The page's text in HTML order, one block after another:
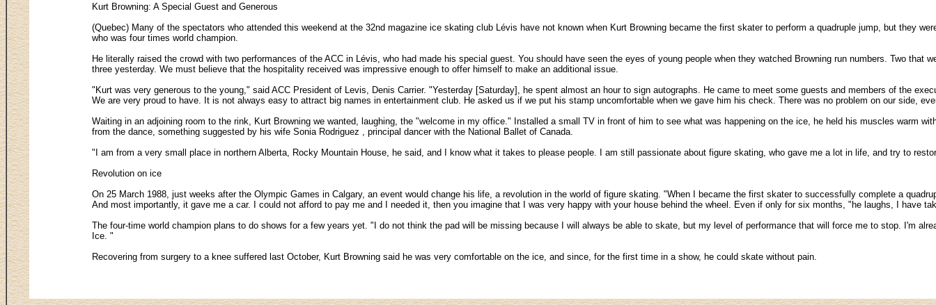
Kurt Browning: A Special Guest and Generous
(Quebec) Many of the spectators who attended this weekend at the 32nd magazine ice skating club Lévis have not known when Kurt Browning became the first skater to perform a quadruple jump, but they
who was four times world champion.
He literally raised the crowd with two performances of the ACC in Lévis, who had made his special guest. You should have seen the eyes of young people when they watched Browning run numbers. Two that
three yesterday. We must believe that the hospitality received was impressive enough to offer himself to make an additional issue.
"Kurt was very generous to the young," said ACC President of Levis, Denis Carrier. "Yesterday [Saturday], he spent almost an hour to sign autographs. He came to meet some guests and members of the
We are very proud to have. It is not always easy to attract big names in entertainment club. He asked us if we put his stamp uncomfortable when we gave him his check. There was no problem on our side,
Waiting in an adjoining room to the rink, Kurt Browning we wanted, laughing, the "welcome in my office." Installed a small TV in front of him to see what was happening on the ice, he held his muscles warm
from the dance, something suggested by his wife Sonia Rodriguez , principal dancer with the National Ballet of Canada.
"I am from a very small place in northern Alberta, Rocky Mountain House, he said, and I know what it takes to please people. I am still passionate about figure skating, who gave me a lot in life, and try to
Revolution on ice
On 25 March 1988, just weeks after the Olympic Games in Calgary, an event would change his life, a revolution in the world of figure skating. "When I became the first skater to successfully complete a
And most importantly, it gave me a car. I could not afford to pay me and I needed it, then you imagine that I was very happy with your house behind the wheel. Even if only for six months, "he laughs, I have
The four-time world champion plans to do shows for a few years yet. "I do not think the pad will be missing because I will always be able to skate, but my level of performance that will force me to stop. I'm
Ice. "
Recovering from surgery to a knee suffered last October, Kurt Browning said he was very comfortable on the ice, and since, for the first time in a show, he could skate without pain.